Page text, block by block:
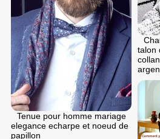
talon
Tenue pour homme mariage
elegance echarpe et noeud de
papillon